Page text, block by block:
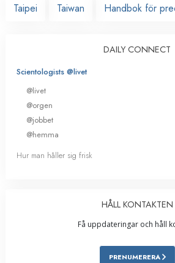
Taipei
Taiwan Handbok för
DAILY CONNECT
Scientologists @livet
@livet
@orgen
@jobbet
@hemma
Hur man håller sig frisk
HÅLL KONTAKTEN
Få uppdateringar och håll
PRENUMERERA